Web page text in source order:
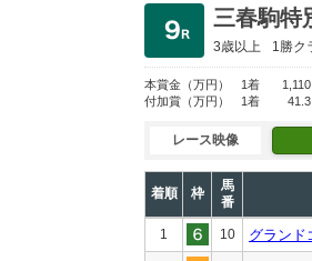
三春駒特
3歳以上 1勝ク
本賞金 （万円） 1着 1,110
付加賞 （万円） 1着 41.3
レース映像
着順 枠
馬
番
1 10 グランド